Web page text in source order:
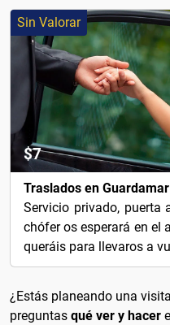
Sin Valorar
$7
Traslados en
Servicio privado, puerta
chófer os esperará en el
queráis para llevaros a
¿Estás planeando una
preguntas qué ver y hacer